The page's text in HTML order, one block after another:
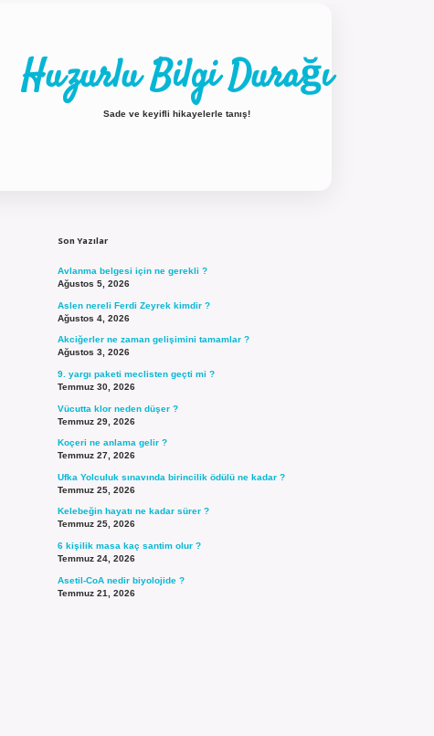
Huzurlu Bilgi Durağı
Sade ve keyifli hikayelerle tanış!
Son Yazılar
Avlanma belgesi için ne gerekli ?
Ağustos 5, 2026
Aslen nereli Ferdi Zeyrek kimdir ?
Ağustos 4, 2026
Akciğerler ne zaman gelişimini tamamlar ?
Ağustos 3, 2026
9. yargı paketi meclisten geçti mi ?
Temmuz 30, 2026
Vücutta klor neden düşer ?
Temmuz 29, 2026
Koçeri ne anlama gelir ?
Temmuz 27, 2026
Ufka Yolculuk sınavında birincilik ödülü ne kadar ?
Temmuz 25, 2026
Kelebeğin hayatı ne kadar sürer ?
Temmuz 25, 2026
6 kişilik masa kaç santim olur ?
Temmuz 24, 2026
Asetil-CoA nedir biyolojide ?
Temmuz 21, 2026